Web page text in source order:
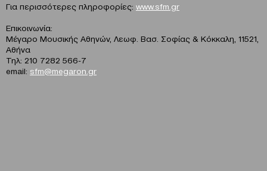
Για περισσότερες πληροφορίες: www.sfm.gr
Επικοινωνία:
Μέγαρο Μουσικής Αθηνών, Λεωφ. Βασ. Σοφίας & Κόκκαλη, 11521,
Αθήνα
Τηλ: 210 7282 566-7
email: sfm@megaron.gr